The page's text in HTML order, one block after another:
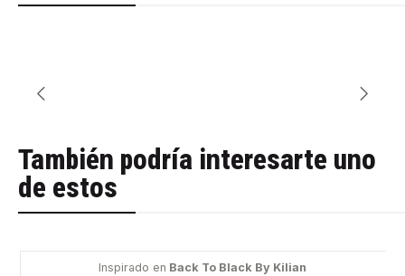
También podría interesarte uno
de estos
Inspirado en Back To Black By Kilian